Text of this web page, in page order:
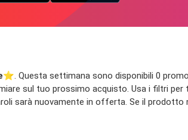
⭐️. Questa settimana sono disponibili 0
sul tuo prossimo acquisto. Usa i filtri
sarà nuovamente in offerta. Se il